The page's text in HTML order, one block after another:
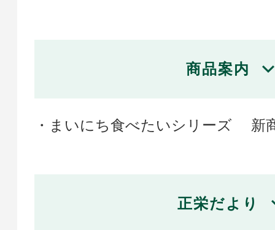
商品案内
まいにち食べたいシリーズ 新
正栄だより